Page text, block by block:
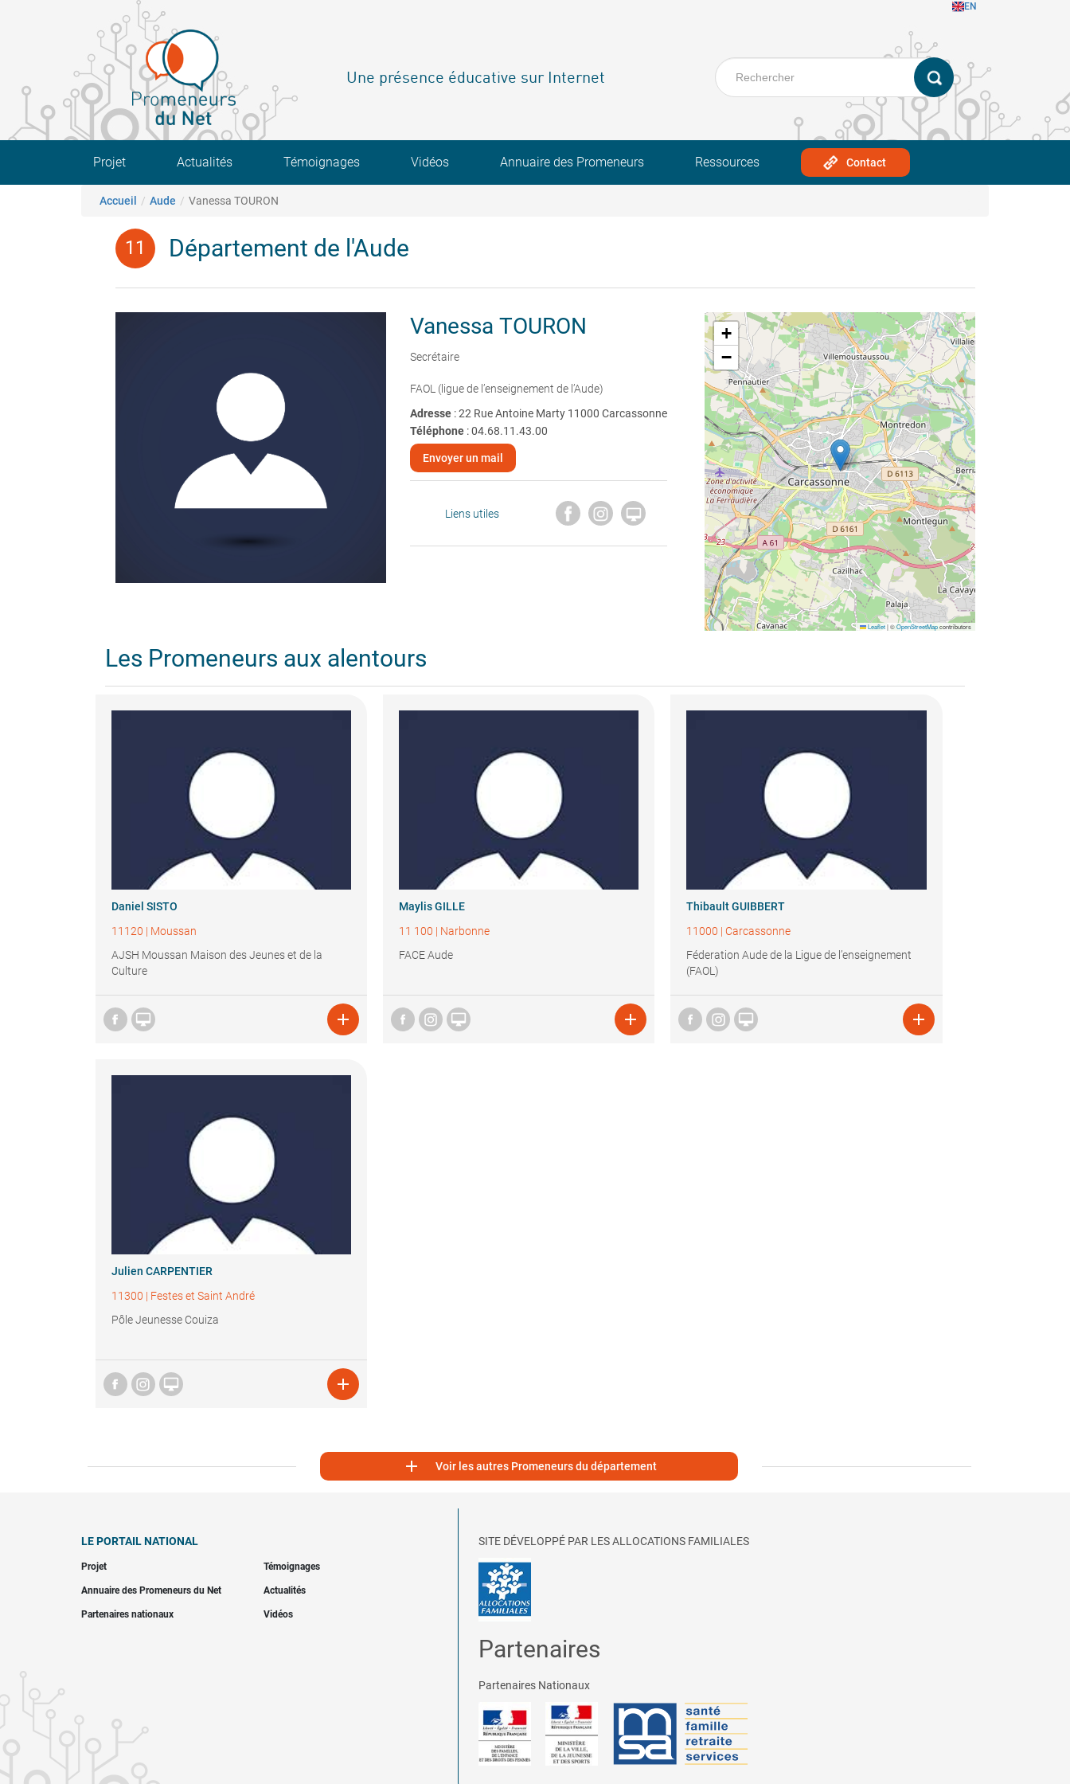
EN
Une présence éducative sur Internet
Main navigation
Projet Actualités Témoignages Vidéos Annuaire des Promeneurs Ressources Contact
Fil d'Ariane
Accueil Aude Vanessa TOURON
Département de l'Aude
Vanessa TOURON
Secrétaire
FAOL (ligue de l’enseignement de l’Aude)
Adresse : 22 Rue Antoine Marty 11000 Carcassonne
Téléphone:04.68.11.43.00
Envoyer un mail
Liens utiles 
+
−
Leaflet |©OpenStreetMapcontributors
Les Promeneurs aux alentours
Daniel SISTO
11120 | Moussan
AJSH Moussan Maison des Jeunes et de la
Culture
 
Maylis GILLE
11 100 | Narbonne
FACE Aude
 
Thibault GUIBBERT
11000 | Carcassonne
Féderation Aude de la Ligue de l’enseignement
(FAOL)
 
Julien CARPENTIER
11300 | Festes et Saint André
Pôle Jeunesse Couiza
 
 Voir les autres Promeneurs du département
LE PORTAIL NATIONAL
Projet Témoignages
Annuaire des Promeneurs du Net Actualités
Partenaires nationaux Vidéos
SITE DÉVELOPPÉ PAR LES ALLOCATIONS FAMILIALES
Partenaires
Partenaires Nationaux